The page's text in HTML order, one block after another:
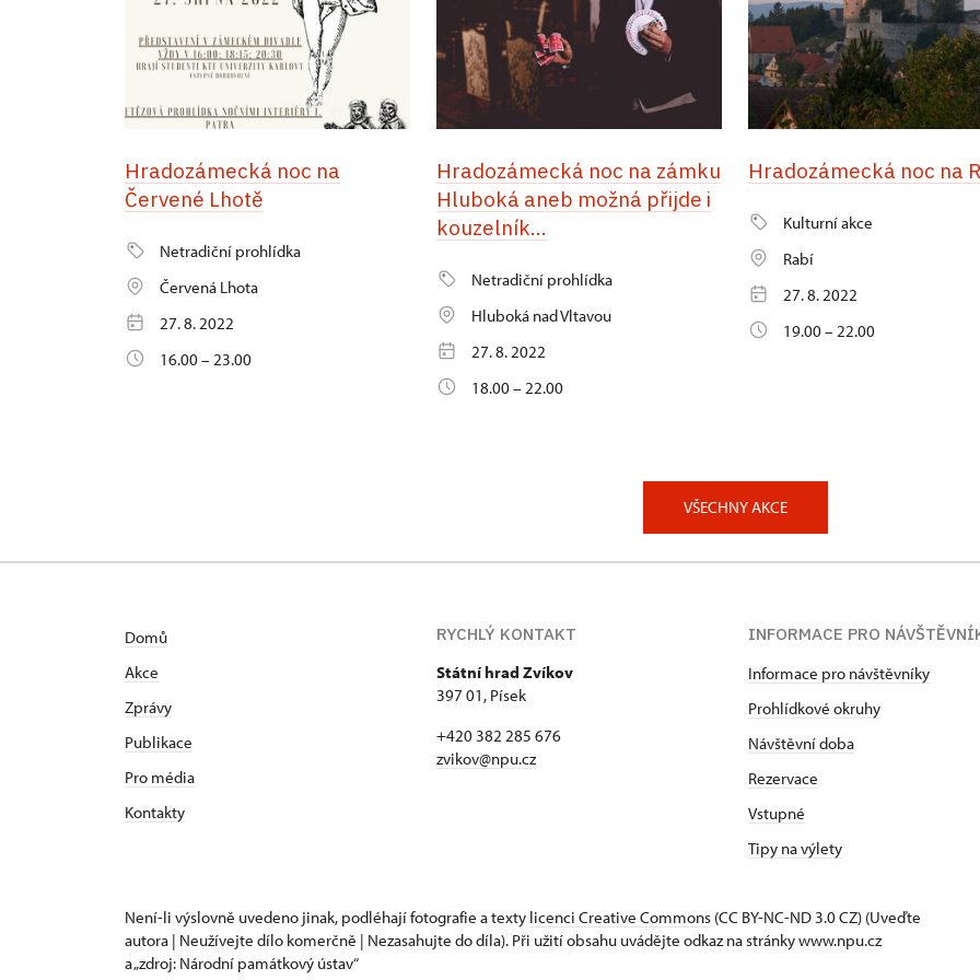
Hradozámecká noc na
Červené Lhotě
Netradiční prohlídka
Červená Lhota
27. 8. 2022
16.00 – 23.00
Hradozámecká noc na zámku
Hluboká aneb možná přijde i
kouzelník...
Netradiční prohlídka
Hluboká nad Vltavou
27. 8. 2022
18.00 – 22.00
Hradozámecká noc na
Kulturní akce
Rabí
27. 8. 2022
19.00 – 22.00
VŠECHNY AKCE
Domů
Akce
Zprávy
Publikace
Pro média
Kontakty
RYCHLÝ KONTAKT
Státní hrad Zvíkov
397 01, Písek
+420 382 285 676
zvikov@npu.cz
INFORMACE PRO
Informace pro návštěvníky
Prohlídkové okruhy
Návštěvní doba
Rezervace
Vstupné
Tipy na výlety
Není-li výslovně uvedeno jinak, podléhají fotografie a texty licenci Creative Commons (CC BY-NC-ND 3.0 CZ) (Uveďte
autora | Neužívejte dílo komerčně | Nezasahujte do díla). Při užití obsahu uvádějte odkaz na stránky www.npu.cz
a „zdroj: Národní památkový ústav“